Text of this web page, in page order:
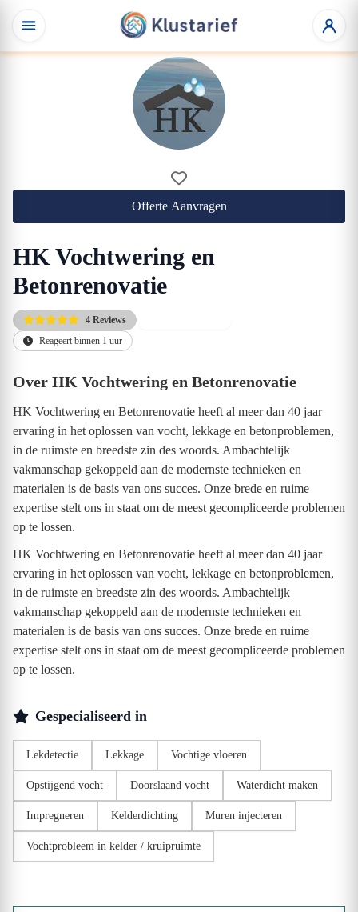
Offerte Aanvragen
HK Vochtwering en
Betonrenovatie
4 Reviews
Reageert binnen 1 uur
Over HK Vochtwering en Betonrenovatie
HK Vochtwering en Betonrenovatie heeft al meer dan 40 jaar
ervaring in het oplossen van vocht, lekkage en betonproblemen,
in de ruimste en breedste zin des woords. Ambachtelijk
vakmanschap gekoppeld aan de modernste technieken en
materialen is de basis van ons succes. Onze brede en ruime
expertise stelt ons in staat om de meest gecompliceerde problemen
op te lossen.
HK Vochtwering en Betonrenovatie heeft al meer dan 40 jaar
ervaring in het oplossen van vocht, lekkage en betonproblemen,
in de ruimste en breedste zin des woords. Ambachtelijk
vakmanschap gekoppeld aan de modernste technieken en
materialen is de basis van ons succes. Onze brede en ruime
expertise stelt ons in staat om de meest gecompliceerde problemen
op te lossen.
Gespecialiseerd in
Lekdetectie Lekkage Vochtige vloeren
Opstijgend vocht Doorslaand vocht Waterdicht maken
Impregneren Kelderdichting Muren injecteren
Vochtprobleem in kelder / kruipruimte